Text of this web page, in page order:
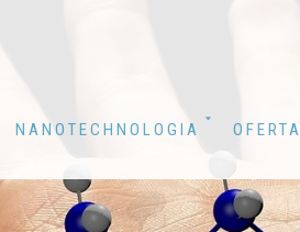
NANOTECHNOLOGIA OFERTA